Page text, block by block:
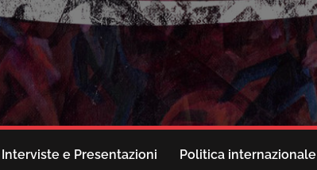
Interviste e Presentazioni Politica internazionale